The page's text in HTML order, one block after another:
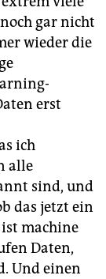
gar nicht
wieder die
erst
ich
alle
sind, und
das jetzt ein
machine
Daten,
Und einen